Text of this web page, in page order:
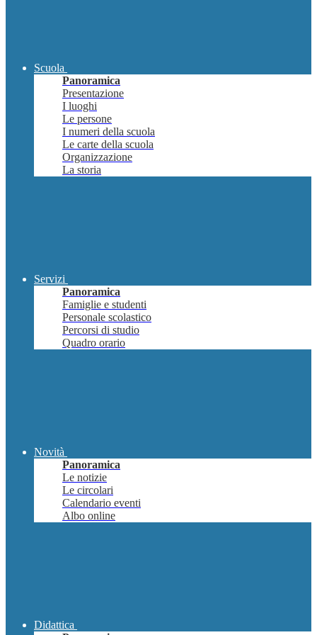
Scuola
Panoramica
Presentazione
I luoghi
Le persone
I numeri della scuola
Le carte della scuola
Organizzazione
La storia
Servizi
Panoramica
Famiglie e studenti
Personale scolastico
Percorsi di studio
Quadro orario
Novità
Panoramica
Le notizie
Le circolari
Calendario eventi
Albo online
Didattica